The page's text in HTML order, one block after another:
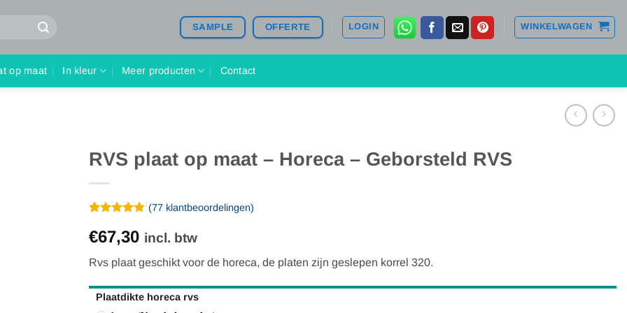
SAMPLE OFFERTE LOGIN WINKELWAGEN
op maat In kleur Meer producten Contact
RVS plaat op maat – Horeca – Geborsteld RVS
4.91op 5
gebaseerd
op
klantbeoordelingen
(77klantbeoordelingen)
€67,30 incl. btw
Rvs plaat geschikt voor de horeca, de platen zijn geslepen korrel 320.
Plaatdikte horeca rvs